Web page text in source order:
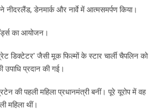
नीदरलैंड, डेनमार्क और नार्वे में आत्मसमर्पण किया।
का आयोजन।
डिक्टेटर' जैसी मूक फिल्मों के स्टार चार्ली चैपलिन को
प्रदान की गई।
की पहली महिला प्रधानमंत्री बनीं। पूरे यूरोप में वह
महिला थीं।